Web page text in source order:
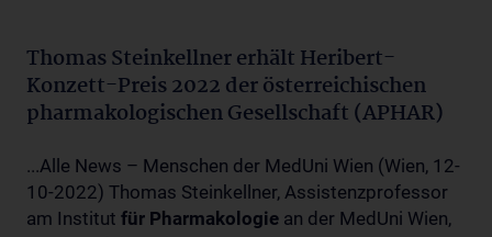
Thomas Steinkellner erhält Heribert-
Konzett-Preis 2022 der österreichischen
pharmakologischen Gesellschaft (APHAR)
...Alle News – Menschen der MedUni Wien (Wien, 12-
10-2022) Thomas Steinkellner, Assistenzprofessor
am Institut für Pharmakologie an der MedUni Wien,